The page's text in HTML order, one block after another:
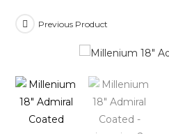
Previous Product